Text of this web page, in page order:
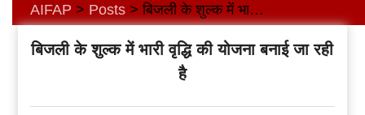
AIFAP > Posts> बिजली के शुल्क में भारी वृद्धि की योजना बनाई जा रही है
बिजली के शुल्क में भारी वृद्धि की योजना बनाई जा रही
है